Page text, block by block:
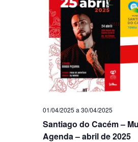
01/04/2025 a 30/04/2025
Santiago do Cacém –
Agenda – abril de 2025